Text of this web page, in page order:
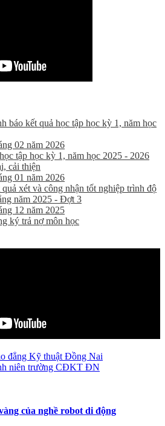
báo kết quả học tập học kỳ 1, năm học
02 năm 2026
tập học kỳ 1, năm học 2025 - 2026
cải thiện
01 năm 2026
xét và công nhận tốt nghiệp trình độ
năm 2025 - Đợt 3
12 năm 2025
ký trả nợ môn học
đẳng Kỹ thuật Đồng Nai
niên trường CĐKT ĐN
của nghề robot di động